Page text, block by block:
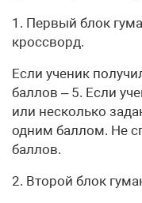
1. Первый блок
кроссворд.
Если ученик
баллов – 5. Если
или несколько
одним баллом. Не
баллов.
2. Второй блок